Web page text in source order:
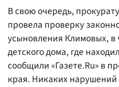
В свою очередь,
провела проверку
усыновления Климовых, в
детского дома, где
сообщили «Газете.Ru» в
края. Никаких